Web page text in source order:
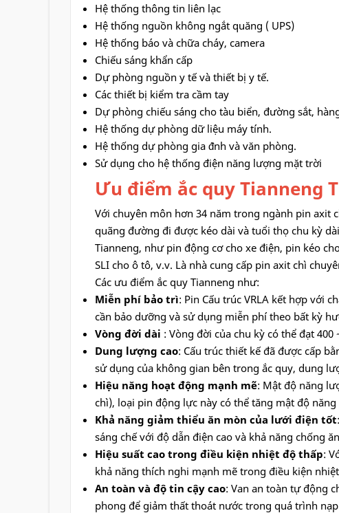
Hệ thống thông tin liên lạc
Hệ thống nguồn không ngắt quăng ( UPS)
Hệ thống báo và chữa cháy, camera
Chiếu sáng khẩn cấp
Dự phòng nguồn y tế và thiết bị y tế.
Các thiết bị kiểm tra cầm tay
Dự phòng chiếu sáng cho tàu biển, đường sắt,
Hệ thống dự phòng dữ liệu máy tính.
Hệ thống dự phòng gia đ́nh và văn phòng.
Sử dụng cho hệ thống điện năng lượng mặt trời
Ưu điểm ắc quy Tianneng
Với chuyên môn hơn 34 năm trong ngành pin axit
quãng đường đi được kéo dài và tuổi thọ chu kỳ
Tianneng, như pin động cơ cho xe điện, pin kéo
SLI cho ô tô, v.v. Là nhà cung cấp pin axit chì
Các ưu điểm ắc quy Tianneng như:
Miễn phí bảo trì: Pin Cấu trúc VRLA kết hợp với
cần bảo dưỡng và sử dụng miễn phí theo bất kỳ
Vòng đời dài : Vòng đời của chu kỳ có thể đạt 400
Dung lượng cao: Cấu trúc thiết kế đã được cấp
sử dụng của không gian bên trong ắc quy, dung
Hiệu năng hoạt động mạnh mẽ: Mật độ năng
chì), loại pin động lực này có thể tăng mật độ
Khả năng giảm thiểu ăn mòn của lưới điện tốt
sáng chế với độ dẫn điện cao và khả năng chống
Hiệu suất cao trong điều kiện nhiệt độ thấp:
khả năng thích nghi mạnh mẽ trong điều kiện
An toàn và độ tin cậy cao: Van an toàn tự động
phong để giảm thất thoát nước trong quá trình